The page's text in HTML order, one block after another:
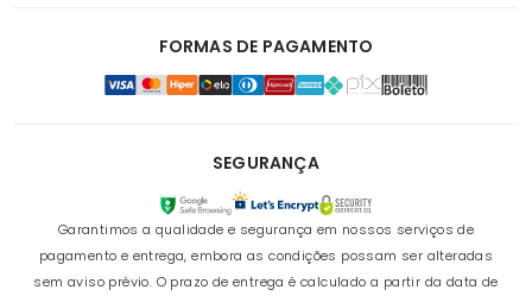
FORMAS DE PAGAMENTO
SEGURANÇA
Garantimos a qualidade e segurança em nossos serviços de
pagamento e entrega, embora as condições possam ser alteradas
sem aviso prévio. O prazo de entrega é calculado a partir da data de